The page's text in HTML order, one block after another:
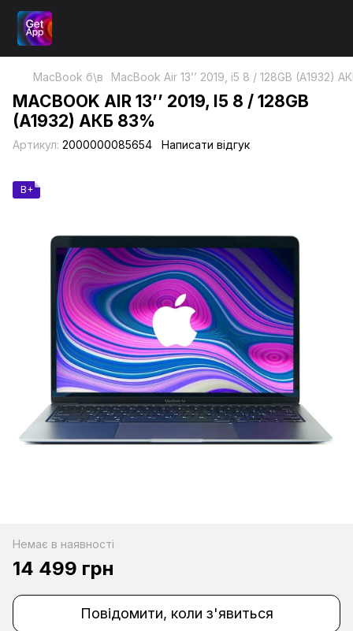
MacBook б\в MacBook Air 13’’ 2019, i5 8 / 128GB (A1932)
MACBOOK AIR 13’’ 2019, I5 8 / 128GB
(A1932) АКБ 83%
Артикул: 2000000085654 Написати відгук
B+
Немає в наявності
14 499 грн
Повідомити, коли з'явиться